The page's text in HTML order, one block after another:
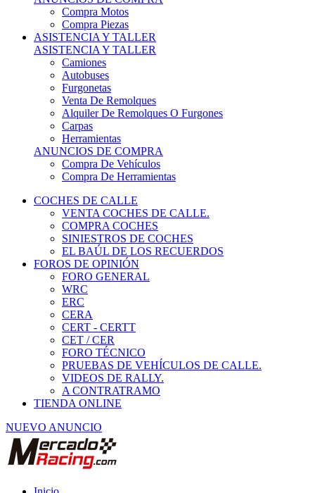
COCHES DE CALLE
VENTA COCHES DE CALLE.
COMPRA COCHES
SINIESTROS DE COCHES
EL BAÚL DE LOS RECUERDOS
FOROS DE OPINIÓN
FORO GENERAL
WRC
ERC
CERA
CERT - CERTT
CET / CER
FORO TÉCNICO
PRUEBAS DE VEHÍCULOS DE CALLE.
VIDEOS DE RALLY.
A CONTRATRAMO
TIENDA ONLINE
NUEVO ANUNCIO
Inicio
Piezas de Competición
Compra de Piezas
Potenciometro admision 106/saxo kit car